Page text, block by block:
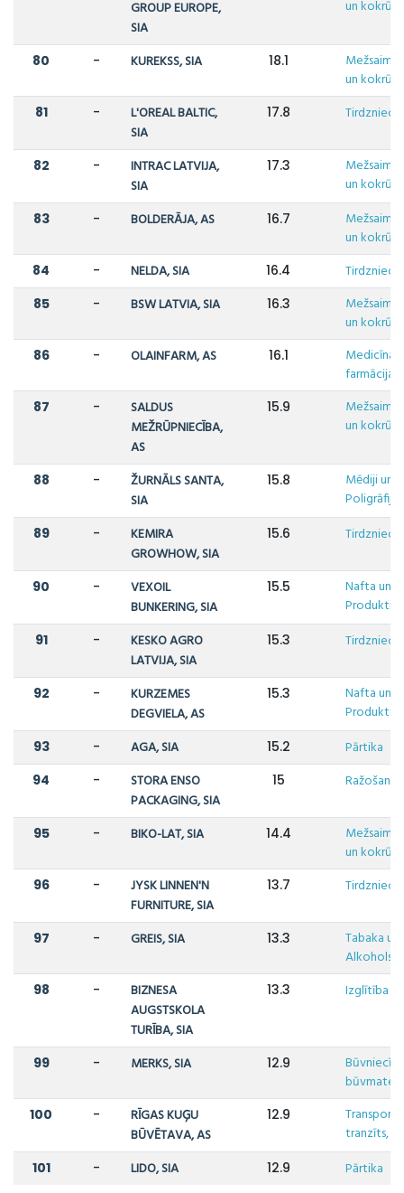
GROUP EUROPE,
SIA
un
80 - KUREKSS, SIA 18.1
un
81 -
L'OREAL BALTIC,
SIA
17.8
82 -
INTRAC LATVIJA,
SIA
17.3
un
83 - BOLDERĀJA, AS 16.7
un
84 - NELDA, SIA 16.4
85 - BSW LATVIA, SIA 16.3
un
86 - OLAINFARM, AS 16.1
Medicīna
farmācija
87 -
SALDUS
MEŽRŪPNIECĪBA,
AS
15.9
un
88 -
ŽURNĀLS SANTA,
SIA
15.8
Mēdiji un
Poligrāfija
89 -
KEMIRA
GROWHOW, SIA
15.6
90 -
VEXOIL
BUNKERING, SIA
15.5
Nafta un
Produkti
91 -
KESKO AGRO
LATVIJA, SIA
15.3
92 -
KURZEMES
DEGVIELA, AS
15.3
Nafta un
Produkti
93 - AGA, SIA 15.2 Pārtika
94 -
STORA ENSO
PACKAGING, SIA
15 Ražošana
95 - BIKO-LAT, SIA 14.4
un
96 -
JYSK LINNEN'N
FURNITURE, SIA
13.7
97 - GREIS, SIA 13.3
Tabaka un
Alkohols
98 -
BIZNESA
AUGSTSKOLA
TURĪBA, SIA
13.3 Izglītība
99 - MERKS, SIA 12.9
100 -
RĪGAS KUĢU
BŪVĒTAVA, AS
12.9
Transports,
tranzīts,
101 - LIDO, SIA 12.9
Pārtika